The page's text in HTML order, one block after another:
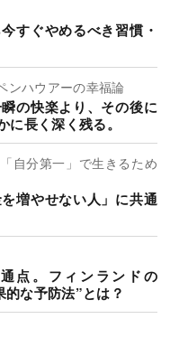
すぐやめるべき習慣・
ハウアーの幸福論
の快楽より、その後に
長く深く残る。
自分第一」で生きるため
増やせない人」に共通
点。フィンランドの
的な予防法”とは？